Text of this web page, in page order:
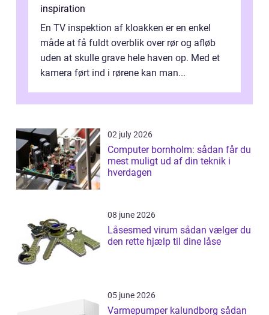
inspiration
En TV inspektion af kloakken er en enkel
måde at få fuldt overblik over rør og afløb
uden at skulle grave hele haven op. Med et
kamera ført ind i rørene kan man...
02 july 2026
Computer bornholm: sådan får du
mest muligt ud af din teknik i
hverdagen
08 june 2026
Låsesmed virum sådan vælger du
den rette hjælp til dine låse
05 june 2026
Varmepumper kalundborg sådan